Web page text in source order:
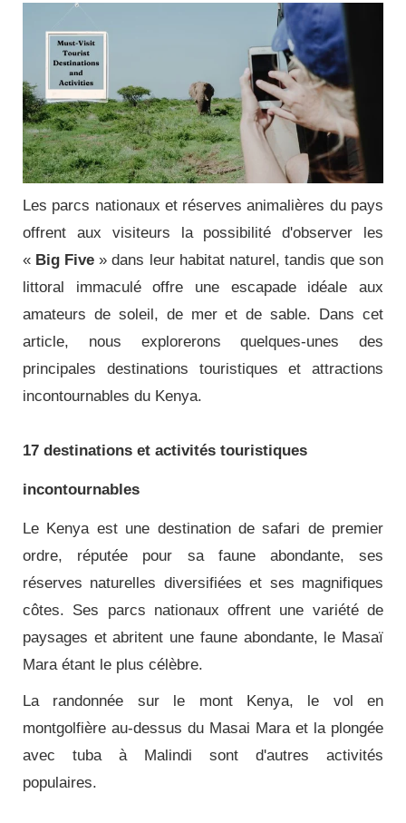
Les parcs nationaux et réserves animalières du pays
offrent aux visiteurs la possibilité d'observer les
« Big Five » dans leur habitat naturel, tandis que son
littoral immaculé offre une escapade idéale aux
amateurs de soleil, de mer et de sable. Dans cet
article, nous explorerons quelques-unes des
principales destinations touristiques et attractions
incontournables du Kenya.
17 destinations et activités touristiques
incontournables
Le Kenya est une destination de safari de premier
ordre, réputée pour sa faune abondante, ses
réserves naturelles diversifiées et ses magnifiques
côtes. Ses parcs nationaux offrent une variété de
paysages et abritent une faune abondante, le Masaï
Mara étant le plus célèbre.
La randonnée sur le mont Kenya, le vol en
montgolfière au-dessus du Masai Mara et la plongée
avec tuba à Malindi sont d'autres activités
populaires.